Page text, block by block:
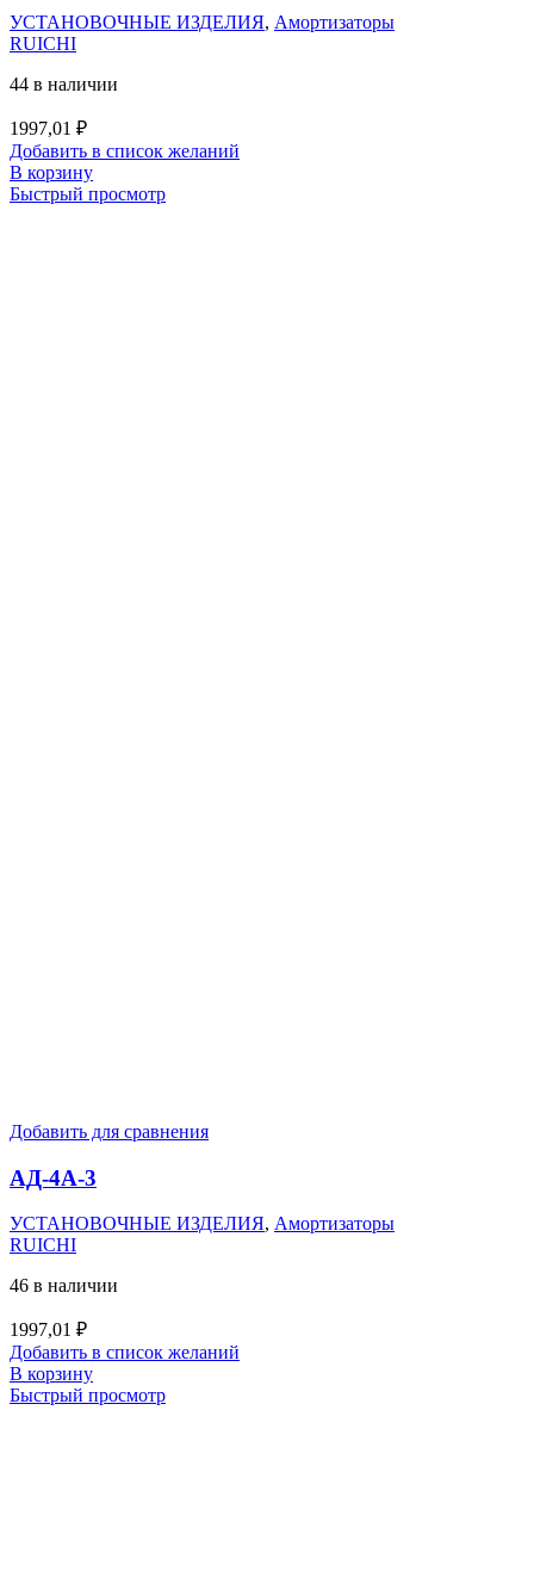
УСТАНОВОЧНЫЕ ИЗДЕЛИЯ, Амортизаторы
RUICHI
44 в наличии
1997,01 ₽
Добавить в список желаний
В корзину
Быстрый просмотр
Добавить для сравнения
АД-4А-3
УСТАНОВОЧНЫЕ ИЗДЕЛИЯ, Амортизаторы
RUICHI
46 в наличии
1997,01 ₽
Добавить в список желаний
В корзину
Быстрый просмотр